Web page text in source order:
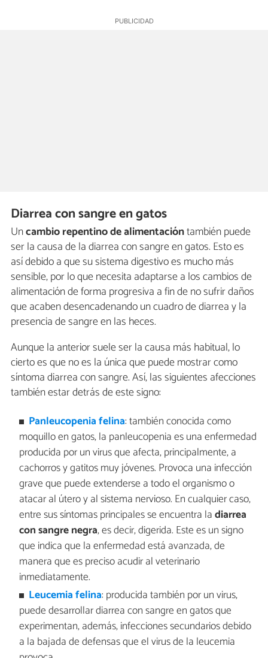
Diarrea con sangre en gatos
Uncambio repentino de alimentacióntambién puede
ser la causa de la diarrea con sangre en gatos. Esto es
así debido a que su sistema digestivo es mucho más
sensible, por lo que necesita adaptarse a los cambios de
alimentación de forma progresiva a fin de no sufrir daños
que acaben desencadenando un cuadro de diarrea y la
presencia de sangre en las heces.
Aunque la anterior suele ser la causa más habitual, lo
cierto es que no es la única que puede mostrar como
síntoma diarrea con sangre. Así, las siguientes afecciones
también estar detrás de este signo:
Panleucopenia felina: también conocida como
moquillo en gatos, la panleucopenia es una enfermedad
producida por un virus que afecta, principalmente, a
cachorros y gatitos muy jóvenes. Provoca una infección
grave que puede extenderse a todo el organismo o
atacar al útero y al sistema nervioso. En cualquier caso,
entre sus síntomas principales se encuentra ladiarrea
con sangre negra, es decir, digerida. Este es un signo
que indica que la enfermedad está avanzada, de
manera que es preciso acudir al veterinario
inmediatamente.
Leucemia felina: producida también por un virus,
puede desarrollar diarrea con sangre en gatos que
experimentan, además, infecciones secundarios debido
a la bajada de defensas que el virus de la leucemia